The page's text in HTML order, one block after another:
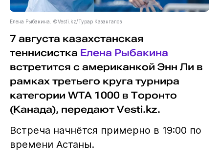
Елена Рыбакина. ©Vesti.kz/Турар Казангапов
7 августа казахстанская
теннисистка Елена Рыбакина
встретится с американкой Энн Ли в
рамках третьего круга турнира
категории WTA 1000 в Торонто
(Канада), передают Vesti.kz.
Встреча начнётся примерно в 19:00 по
времени Астаны.